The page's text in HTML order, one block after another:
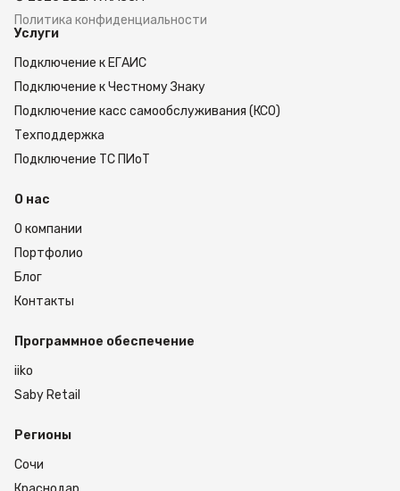
Политика конфиденциальности
Услуги
Подключение к ЕГАИС
Подключение к Честному Знаку
Подключение касс самообслуживания (КСО)
Техподдержка
Подключение ТС ПИоТ
О нас
О компании
Портфолио
Блог
Контакты
Программное обеспечение
iiko
Saby Retail
Регионы
Сочи